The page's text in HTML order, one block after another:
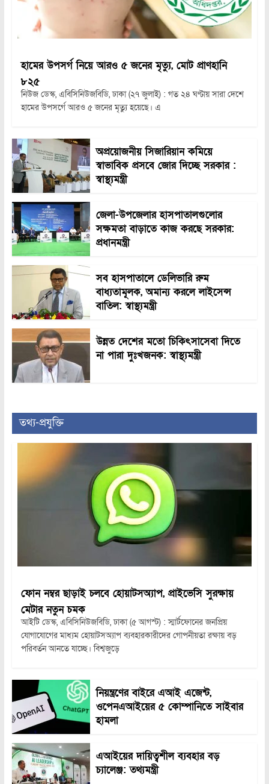
হামের উপসর্গ নিয়ে আরও ৫ জনের মৃত্যু, মোট প্রাণহানি
৮২৫
নিউজ ডেস্ক, এবিসিনিউজবিডি, ঢাকা (২৭ জুলাই) : গত ২৪ ঘণ্টায় সারা দেশে
হামের উপসর্গে আরও ৫ জনের মৃত্যু হয়েছে। এ
অপ্রয়োজনীয় সিজারিয়ান কমিয়ে
স্বাভাবিক প্রসবে জোর দিচ্ছে সরকার :
স্বাস্থ্যমন্ত্রী
জেলা-উপজেলার হাসপাতালগুলোর
সক্ষমতা বাড়াতে কাজ করছে সরকার:
প্রধানমন্ত্রী
সব হাসপাতালে ডেলিভারি রুম
বাধ্যতামূলক, অমান্য করলে লাইসেন্স
বাতিল: স্বাস্থ্যমন্ত্রী
উন্নত দেশের মতো চিকিৎসাসেবা দিতে
না পারা দুঃখজনক: স্বাস্থ্যমন্ত্রী
তথ্য-প্রযুক্তি
ফোন নম্বর ছাড়াই চলবে হোয়াটসঅ্যাপ, প্রাইভেসি সুরক্ষায়
মেটার নতুন চমক
আইটি ডেস্ক, এবিসিনিউজবিডি, ঢাকা (৫ আগস্ট) : স্মার্টফোনের জনপ্রিয়
যোগাযোগের মাধ্যম হোয়াটসঅ্যাপ ব্যবহারকারীদের গোপনীয়তা রক্ষায় বড়
পরিবর্তন আনতে যাচ্ছে। বিশ্বজুড়ে
নিয়ন্ত্রণের বাইরে এআই এজেন্ট,
ওপেনএআইয়ের ৫ কোম্পানিতে সাইবার
হামলা
এআইয়ের দায়িত্বশীল ব্যবহার বড়
চ্যালেঞ্জ: তথ্যমন্ত্রী